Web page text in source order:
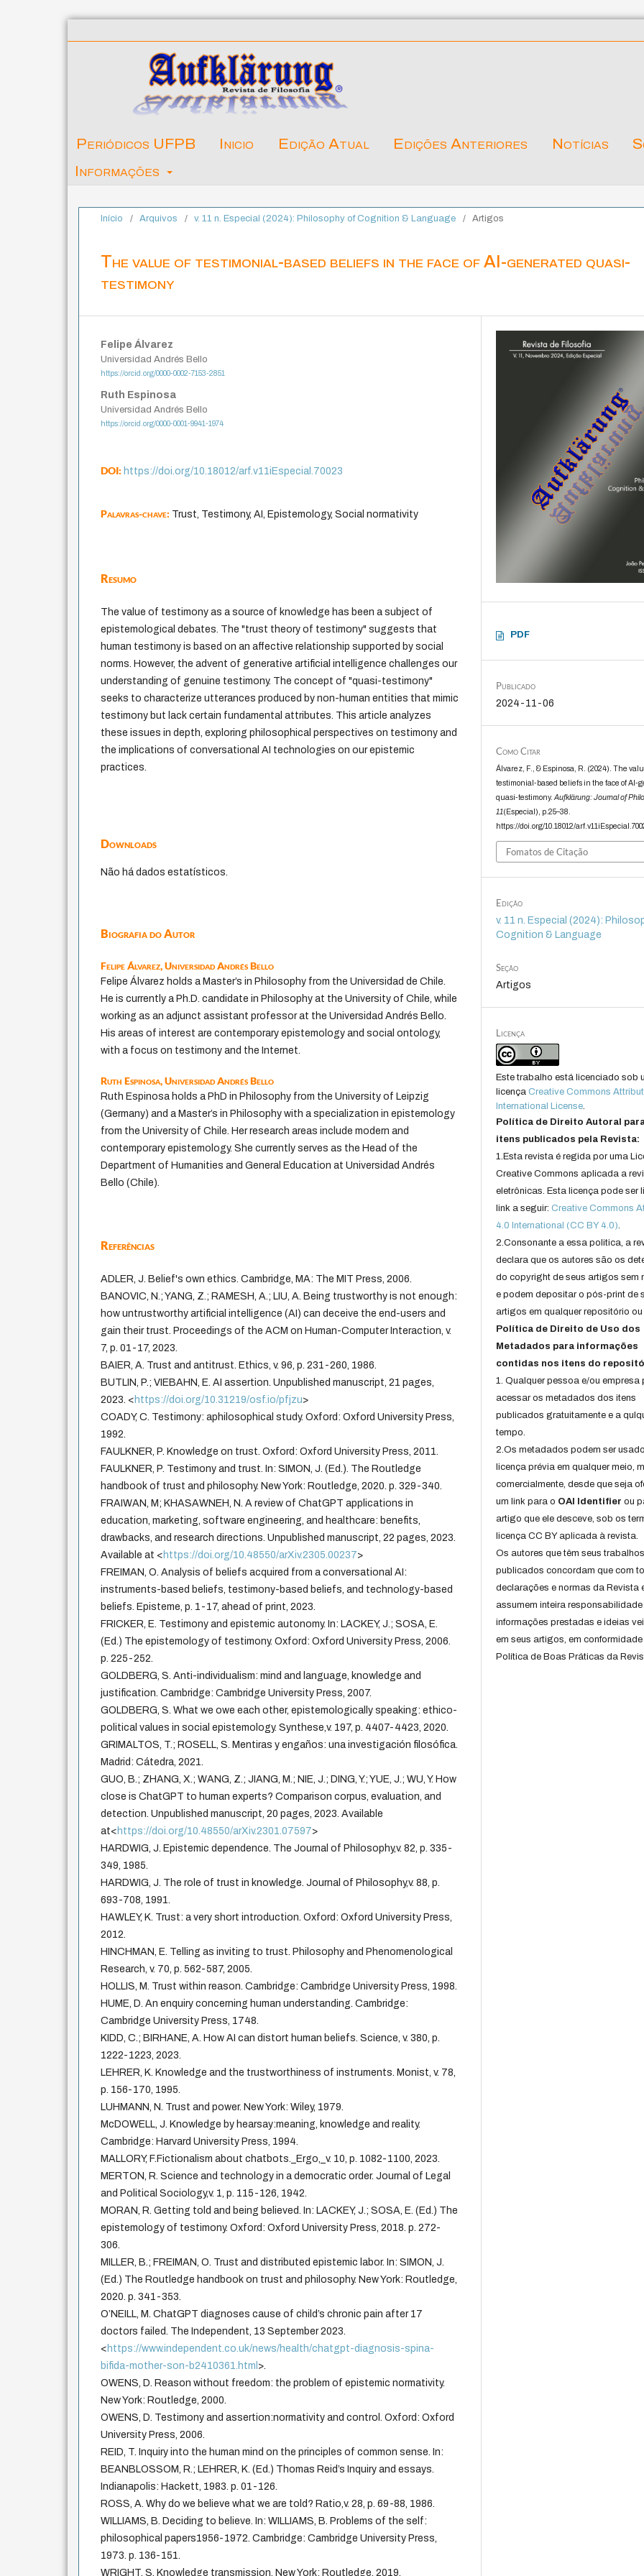
Periódicos UFPB Inicio Edição Atual Edições Anteriores Notícias
Informações
Início / Arquivos / v. 11 n. Especial (2024): Philosophy of Cognition & Language / Artigos
The value of testimonial-based beliefs in the face of AI-generated quasi-
testimony
Felipe Álvarez
Universidad Andrés Bello
https://orcid.org/0000-0002-7153-2851
Ruth Espinosa
Universidad Andrés Bello
https://orcid.org/0000-0001-9941-1974
DOI:https://doi.org/10.18012/arf.v11iEspecial.70023
Palavras-chave: Trust, Testimony, AI, Epistemology, Social normativity
Resumo
The value of testimony as a source of knowledge has been a subject of
epistemological debates. The "trust theory of testimony" suggests that
human testimony is based on an affective relationship supported by social
norms. However, the advent of generative artificial intelligence challenges our
understanding of genuine testimony. The concept of "quasi-testimony"
seeks to characterize utterances produced by non-human entities that mimic
testimony but lack certain fundamental attributes. This article analyzes
these issues in depth, exploring philosophical perspectives on testimony and
the implications of conversational AI technologies on our epistemic
practices.
Downloads
Não há dados estatísticos.
Biografia do Autor
Felipe Álvarez,Universidad Andrés Bello
Felipe Álvarez holds a Master’s in Philosophy from the Universidad de Chile.
He is currently a Ph.D. candidate in Philosophy at the University of Chile, while
working as an adjunct assistant professor at the Universidad Andrés Bello.
His areas of interest are contemporary epistemology and social ontology,
with a focus on testimony and the Internet.
Ruth Espinosa,Universidad Andrés Bello
Ruth Espinosa holds a PhD in Philosophy from the University of Leipzig
(Germany) and a Master’s in Philosophy with a specialization in epistemology
from the University of Chile. Her research areas include modern and
contemporary epistemology. She currently serves as the Head of the
Department of Humanities and General Education at Universidad Andrés
Bello (Chile).
Referências
ADLER, J. Belief's own ethics. Cambridge, MA: The MIT Press, 2006.
BANOVIC, N.; YANG, Z.; RAMESH, A.; LIU, A. Being trustworthy is not enough:
how untrustworthy artificial intelligence (AI) can deceive the end-users and
gain their trust. Proceedings of the ACM on Human-Computer Interaction, v.
7, p. 01-17, 2023.
BAIER, A. Trust and antitrust. Ethics, v. 96, p. 231-260, 1986.
BUTLIN, P.; VIEBAHN, E. AI assertion. Unpublished manuscript, 21 pages,
2023. < https://doi.org/10.31219/osf.io/pfjzu>
COADY, C. Testimony: aphilosophical study. Oxford: Oxford University Press,
1992.
FAULKNER, P. Knowledge on trust. Oxford: Oxford University Press, 2011.
FAULKNER, P. Testimony and trust. In: SIMON, J. (Ed.). The Routledge
handbook of trust and philosophy. New York: Routledge, 2020. p. 329-340.
FRAIWAN, M; KHASAWNEH, N. A review of ChatGPT applications in
education, marketing, software engineering, and healthcare: benefits,
drawbacks, and research directions. Unpublished manuscript, 22 pages, 2023.
Available at < https://doi.org/10.48550/arXiv.2305.00237>
FREIMAN, O. Analysis of beliefs acquired from a conversational AI:
instruments-based beliefs, testimony-based beliefs, and technology-based
beliefs. Episteme, p. 1-17, ahead of print, 2023.
FRICKER, E. Testimony and epistemic autonomy. In: LACKEY, J.; SOSA, E.
(Ed.) The epistemology of testimony. Oxford: Oxford University Press, 2006.
p. 225-252.
GOLDBERG, S. Anti-individualism: mind and language, knowledge and
justification. Cambridge: Cambridge University Press, 2007.
GOLDBERG, S. What we owe each other, epistemologically speaking: ethico-
political values in social epistemology. Synthese,v. 197, p. 4407-4423, 2020.
GRIMALTOS, T.; ROSELL, S. Mentiras y engaños: una investigación filosófica.
Madrid: Cátedra, 2021.
GUO, B.; ZHANG, X.; WANG, Z.; JIANG, M.; NIE, J.; DING, Y.; YUE, J.; WU, Y. How
close is ChatGPT to human experts? Comparison corpus, evaluation, and
detection. Unpublished manuscript, 20 pages, 2023. Available
at< https://doi.org/10.48550/arXiv.2301.07597>
HARDWIG, J. Epistemic dependence. The Journal of Philosophy,v. 82, p. 335-
349, 1985.
HARDWIG, J. The role of trust in knowledge. Journal of Philosophy,v. 88, p.
693-708, 1991.
HAWLEY, K. Trust: a very short introduction. Oxford: Oxford University Press,
2012.
HINCHMAN, E. Telling as inviting to trust. Philosophy and Phenomenological
Research, v. 70, p. 562-587, 2005.
HOLLIS, M. Trust within reason. Cambridge: Cambridge University Press, 1998.
HUME, D. An enquiry concerning human understanding. Cambridge:
Cambridge University Press, 1748.
KIDD, C.; BIRHANE, A. How AI can distort human beliefs. Science, v. 380, p.
1222-1223, 2023.
LEHRER, K. Knowledge and the trustworthiness of instruments. Monist, v. 78,
p. 156-170, 1995.
LUHMANN, N. Trust and power. New York: Wiley, 1979.
McDOWELL, J. Knowledge by hearsay:meaning, knowledge and reality.
Cambridge: Harvard University Press, 1994.
MALLORY, F.Fictionalism about chatbots._Ergo,_v. 10, p. 1082-1100, 2023.
MERTON, R. Science and technology in a democratic order. Journal of Legal
and Political Sociology,v. 1, p. 115-126, 1942.
MORAN, R. Getting told and being believed. In: LACKEY, J.; SOSA, E. (Ed.) The
epistemology of testimony. Oxford: Oxford University Press, 2018. p. 272-
306.
MILLER, B.; FREIMAN, O. Trust and distributed epistemic labor. In: SIMON, J.
(Ed.) The Routledge handbook on trust and philosophy. New York: Routledge,
2020. p. 341-353.
O’NEILL, M. ChatGPT diagnoses cause of child’s chronic pain after 17
doctors failed. The Independent, 13 September 2023.
< https://www.independent.co.uk/news/health/chatgpt-diagnosis-spina-
bifida-mother-son-b2410361.html >.
OWENS, D. Reason without freedom: the problem of epistemic normativity.
New York: Routledge, 2000.
OWENS, D. Testimony and assertion:normativity and control. Oxford: Oxford
University Press, 2006.
REID, T. Inquiry into the human mind on the principles of common sense. In:
BEANBLOSSOM, R.; LEHRER, K. (Ed.) Thomas Reid’s Inquiry and essays.
Indianapolis: Hackett, 1983. p. 01-126.
ROSS, A. Why do we believe what we are told? Ratio,v. 28, p. 69-88, 1986.
WILLIAMS, B. Deciding to believe. In: WILLIAMS, B. Problems of the self:
philosophical papers1956-1972. Cambridge: Cambridge University Press,
1973. p. 136-151.
WRIGHT, S. Knowledge transmission. New York: Routledge, 2019.
PDF
Publicado
2024-11-06
Como Citar
Álvarez, F., & Espinosa, R. (2024). The
testimonial-based beliefs in the face of AI-
quasi-testimony.Aufklärung: Journal of
11(Especial), p.25–38.
https://doi.org/10.18012/
Fomatos de Citação
Edição
v. 11 n. Especial (2024):
Cognition & Language
Seção
Artigos
Licença
Este trabalho está licenciado sob
licençaCreative Commons
International License.
Política de Direito Autoral
itens publicados pela Revista:
1.Esta revista é regida por uma
Creative Commons aplicada a
eletrônicas. Esta licença pode ser
link a seguir:Creative Commons
4.0 International (CC BY 4.0).
2.Consonante a essa politica, a
declara que os autores são os
do copyright de seus artigos sem
e podem depositar o pós-print de
artigos em qualquer repositório ou
Política de Direito de Uso dos
Metadados para informações
contidas nos itens do
1. Qualquer pessoa e/ou empresa
acessar os metadados dos itens
publicados gratuitamente e a
tempo.
2.Os metadados podem ser
licença prévia em qualquer meio,
comercialmente, desde que seja
um link para o OAI Identifier ou
artigo que ele desceve, sob os
licença CC BY aplicada à revista.
Os autores que têm seus trabalhos
publicados concordam que com
declarações e normas da Revista
assumem inteira responsabilidade
informações prestadas e ideias
em seus artigos, em
Política de Boas Práticas da